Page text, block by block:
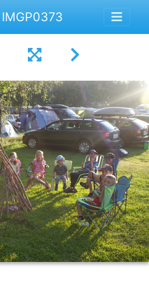
IMGP0373